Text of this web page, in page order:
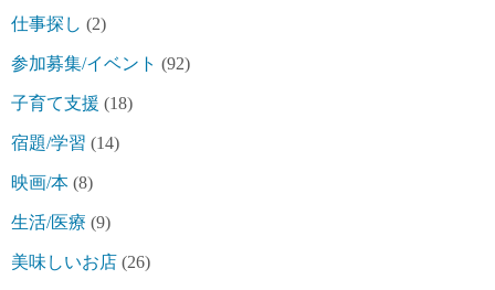
仕事探し (2)
参加募集/イベント (92)
子育て支援 (18)
宿題/学習 (14)
映画/本 (8)
生活/医療 (9)
美味しいお店 (26)